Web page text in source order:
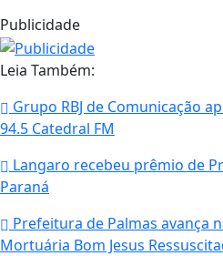
Publicidade
Leia Também:
Grupo RBJ de Comunicação
94.5 Catedral FM
Langaro recebeu prêmio de
Paraná
Prefeitura de Palmas avança
Mortuária Bom Jesus